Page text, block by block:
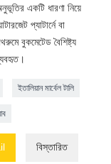
একটি ধারণা নিয়ে
প্যাটার্নে বা
বুকমেটেড বৈশিষ্ট্য
ইতালিয়ান মার্বেল টালি
বিস্তারিত